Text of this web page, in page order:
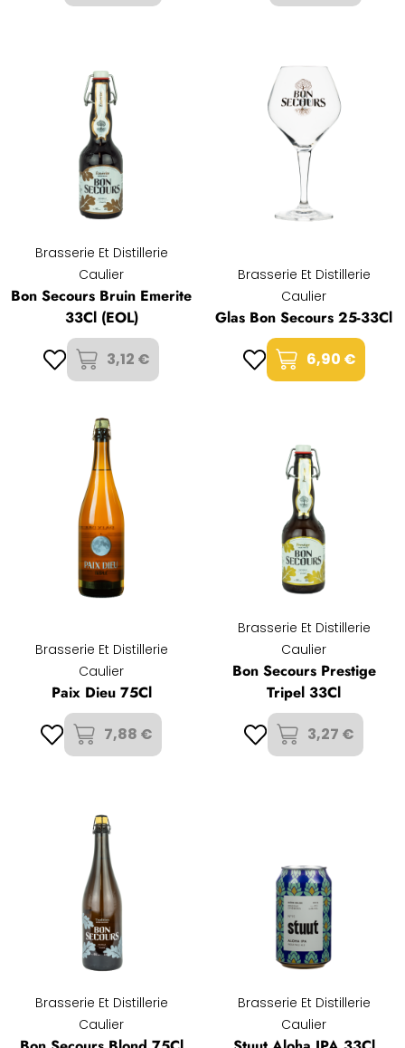
Brasserie Et Distillerie
Caulier
Bon Secours Bruin Emerite
33Cl (EOL)
3,12 €
Brasserie Et Distillerie
Caulier
Glas Bon Secours 25-33Cl
6,90 €
Brasserie Et Distillerie
Caulier
Paix Dieu 75Cl
7,88 €
Brasserie Et Distillerie
Caulier
Bon Secours Prestige
Tripel 33Cl
3,27 €
Brasserie Et Distillerie
Caulier
Brasserie Et Distillerie
Caulier